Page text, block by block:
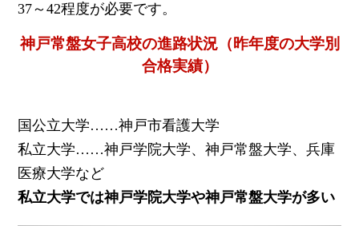
37～42程度が必要です。
神戸常盤女子高校の進路状況（昨年度の大学別
合格実績）
国公立大学……神戸市看護大学
私立大学……神戸学院大学、神戸常盤大学、兵庫
医療大学など
私立大学では神戸学院大学や神戸常盤大学が多い